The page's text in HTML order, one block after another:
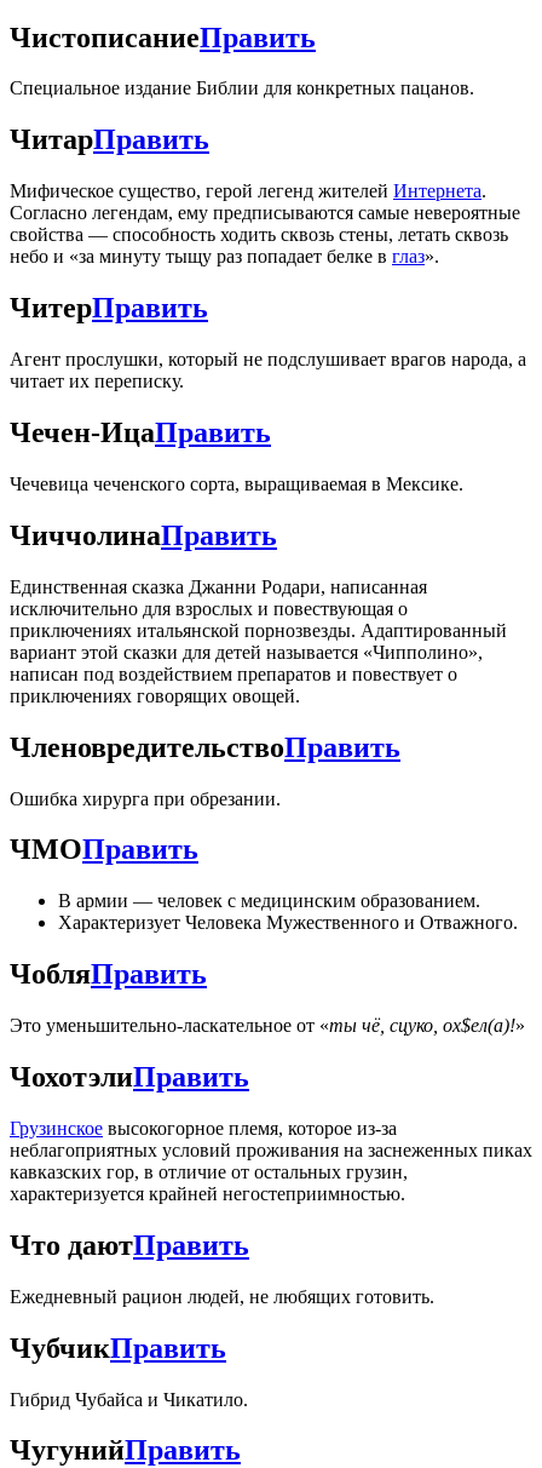
ЧистописаниеПравить
Специальное издание Библии для конкретных пацанов.
ЧитарПравить
Мифическое существо, герой легенд жителей Интернета.
Согласно легендам, ему предписываются самые невероятные
свойства — способность ходить сквозь стены, летать сквозь
небо и «за минуту тыщу раз попадает белке в глаз».
ЧитерПравить
Агент прослушки, который не подслушивает врагов народа, а
читает их переписку.
Чечен-ИцаПравить
Чечевица чеченского сорта, выращиваемая в Мексике.
ЧиччолинаПравить
Единственная сказка Джанни Родари, написанная
исключительно для взрослых и повествующая о
приключениях итальянской порнозвезды. Адаптированный
вариант этой сказки для детей называется «Чипполино»,
написан под воздействием препаратов и повествует о
приключениях говорящих овощей.
ЧленовредительствоПравить
Ошибка хирурга при обрезании.
ЧМОПравить
В армии — человек с медицинским образованием.
Характеризует Человека Мужественного и Отважного.
ЧобляПравить
Это уменьшительно-ласкательное от «ты чё, сцуко, ох$ел(а)!»
ЧохотэлиПравить
Грузинское высокогорное племя, которое из-за
неблагоприятных условий проживания на заснеженных пиках
кавказских гор, в отличие от остальных грузин,
характеризуется крайней негостеприимностью.
Что даютПравить
Ежедневный рацион людей, не любящих готовить.
ЧубчикПравить
Гибрид Чубайса и Чикатило.
ЧугунийПравить